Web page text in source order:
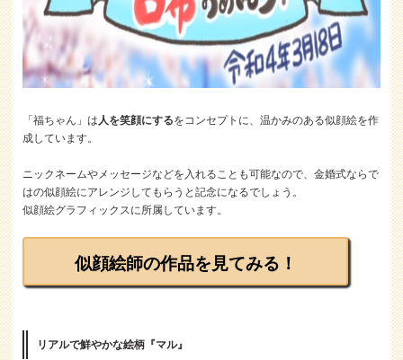
「福ちゃん」は人を笑顔にするをコンセプトに、温かみのある似顔絵を作
成しています。
ニックネームやメッセージなどを入れることも可能なので、金婚式ならで
はの似顔絵にアレンジしてもらうと記念になるでしょう。
似顔絵グラフィックスに所属しています。
似顔絵師の作品を見てみる！
リアルで鮮やかな絵柄『マル』